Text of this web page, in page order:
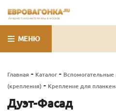
ЛУЧШИЕ ПИЛОМАТЕРИАЛЫ В МОСКВЕ
МЕНЮ
Главная - Каталог - Вспомогательные
(крепления) - Крепление для
Дуэт-Фасад